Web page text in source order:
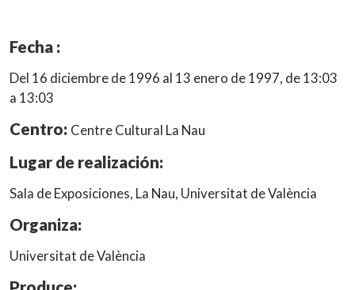
Fecha :
Del 16 diciembre de 1996 al 13 enero de 1997, de 13:03
a 13:03
Centro: Centre Cultural La Nau
Lugar de realización:
Sala de Exposiciones, La Nau, Universitat de València
Organiza:
Universitat de València